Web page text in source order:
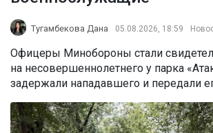
Тугамбекова Дана 05.08.2026, 18:59
Офицеры Минобороны стали
на несовершеннолетнего у парка
задержали нападавшего и передали